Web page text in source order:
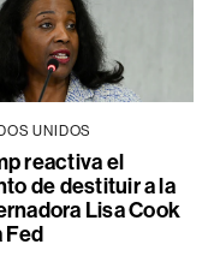
UNIDOS
reactiva el
de destituir a la
Lisa Cook
Fed